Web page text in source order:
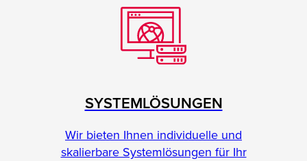
SYSTEMLÖSUNGEN
Wir bieten Ihnen individuelle und
skalierbare Systemlösungen für Ihr